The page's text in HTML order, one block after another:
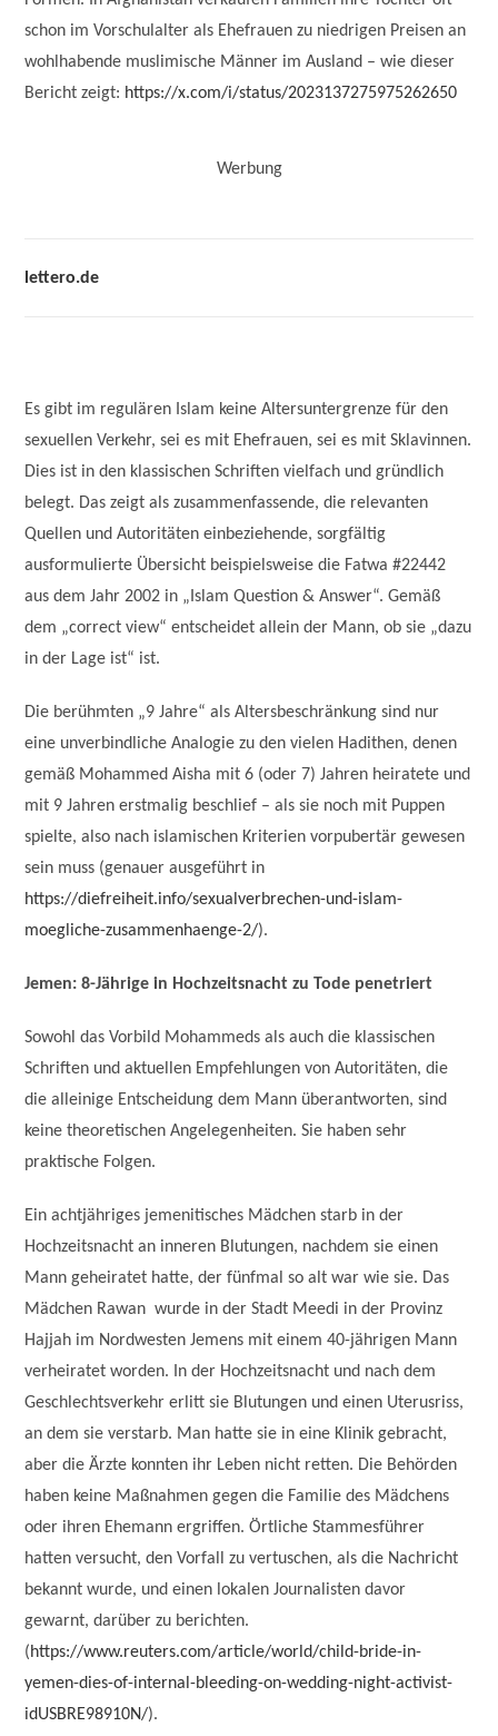
schon im Vorschulalter als Ehefrauen zu niedrigen Preisen an
wohlhabende muslimische Männer im Ausland – wie dieser
Bericht zeigt: https://x.com/i/status/2023137275975262650
Werbung
lettero.de
Es gibt im regulären Islam keine Altersuntergrenze für den
sexuellen Verkehr, sei es mit Ehefrauen, sei es mit Sklavinnen.
Dies ist in den klassischen Schriften vielfach und gründlich
belegt. Das zeigt als zusammenfassende, die relevanten
Quellen und Autoritäten einbeziehende, sorgfältig
ausformulierte Übersicht beispielsweise die Fatwa #22442
aus dem Jahr 2002 in „Islam Question & Answer“. Gemäß
dem „correct view“ entscheidet allein der Mann, ob sie „dazu
in der Lage ist“ ist.
Die berühmten „9 Jahre“ als Altersbeschränkung sind nur
eine unverbindliche Analogie zu den vielen Hadithen, denen
gemäß Mohammed Aisha mit 6 (oder 7) Jahren heiratete und
mit 9 Jahren erstmalig beschlief – als sie noch mit Puppen
spielte, also nach islamischen Kriterien vorpubertär gewesen
sein muss (genauer ausgeführt in
https://diefreiheit.info/sexualverbrechen-und-islam-
moegliche-zusammenhaenge-2/).
Jemen: 8-Jährige in Hochzeitsnacht zu Tode penetriert
Sowohl das Vorbild Mohammeds als auch die klassischen
Schriften und aktuellen Empfehlungen von Autoritäten, die
die alleinige Entscheidung dem Mann überantworten, sind
keine theoretischen Angelegenheiten. Sie haben sehr
praktische Folgen.
Ein achtjähriges jemenitisches Mädchen starb in der
Hochzeitsnacht an inneren Blutungen, nachdem sie einen
Mann geheiratet hatte, der fünfmal so alt war wie sie. Das
Mädchen Rawan wurde in der Stadt Meedi in der Provinz
Hajjah im Nordwesten Jemens mit einem 40-jährigen Mann
verheiratet worden. In der Hochzeitsnacht und nach dem
Geschlechtsverkehr erlitt sie Blutungen und einen Uterusriss,
an dem sie verstarb. Man hatte sie in eine Klinik gebracht,
aber die Ärzte konnten ihr Leben nicht retten. Die Behörden
haben keine Maßnahmen gegen die Familie des Mädchens
oder ihren Ehemann ergriffen. Örtliche Stammesführer
hatten versucht, den Vorfall zu vertuschen, als die Nachricht
bekannt wurde, und einen lokalen Journalisten davor
gewarnt, darüber zu berichten.
(https://www.reuters.com/article/world/child-bride-in-
yemen-dies-of-internal-bleeding-on-wedding-night-activist-
idUSBRE98910N/).